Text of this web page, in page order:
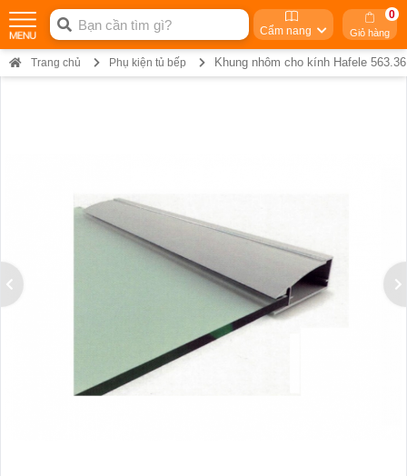
Cẩm nang Giỏ hàng
0
Trang chủ Phụ kiện tủ bếp Khung nhôm cho kính Hafele